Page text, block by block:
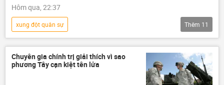
Hôm qua, 22:37
xung đột quân sự
Chiến dịch quân sự đặc biệt tại Ukraina
Nga
Ukraina
Quân đội Nga
Quân đội Ukraina
Quân sự
Thêm 11
Chuyên gia chính trị giải thích vì sao
phương Tây cạn kiệt tên lửa